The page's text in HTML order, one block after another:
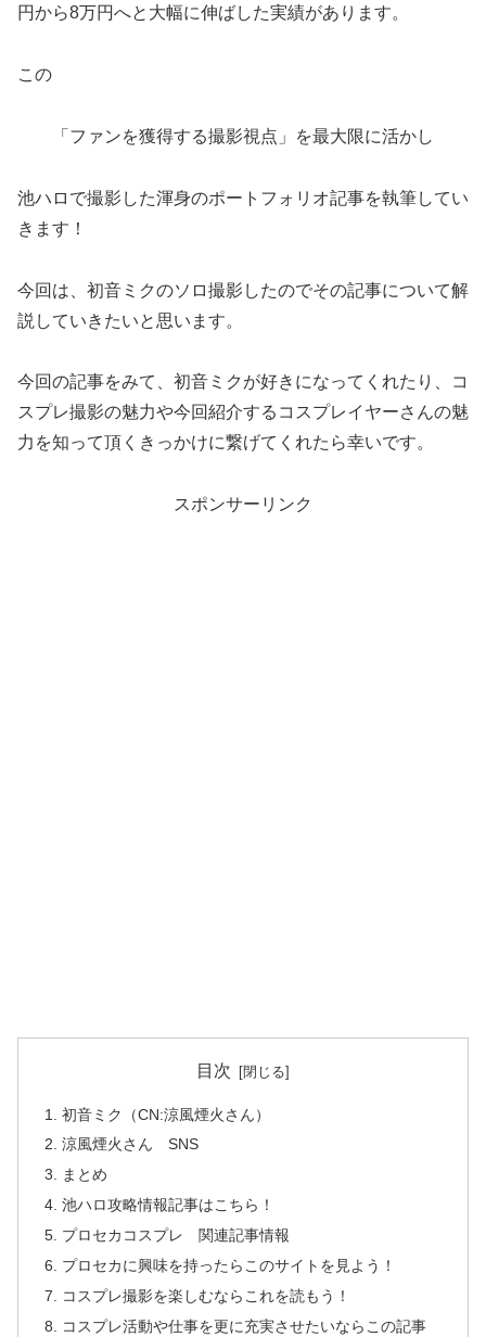
円から8万円へと大幅に伸ばした実績があります。
この
「ファンを獲得する撮影視点」を最大限に活かし
池ハロで撮影した渾身のポートフォリオ記事を執筆してい
きます！
今回は、初音ミクのソロ撮影したのでその記事について解
説していきたいと思います。
今回の記事をみて、初音ミクが好きになってくれたり、コ
スプレ撮影の魅力や今回紹介するコスプレイヤーさんの魅
力を知って頂くきっかけに繋げてくれたら幸いです。
スポンサーリンク
目次
初音ミク（CN:涼風煙火さん）
涼風煙火さん SNS
まとめ
池ハロ攻略情報記事はこちら！
プロセカコスプレ 関連記事情報
プロセカに興味を持ったらこのサイトを見よう！
コスプレ撮影を楽しむならこれを読もう！
コスプレ活動や仕事を更に充実させたいならこの記事